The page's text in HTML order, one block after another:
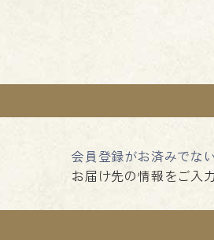
会員登録がお済みでな
お届け先の情報をご入